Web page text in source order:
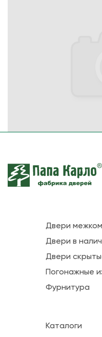
Двери
Двери в
Двери
Погонажные
Фурнитура
Каталоги